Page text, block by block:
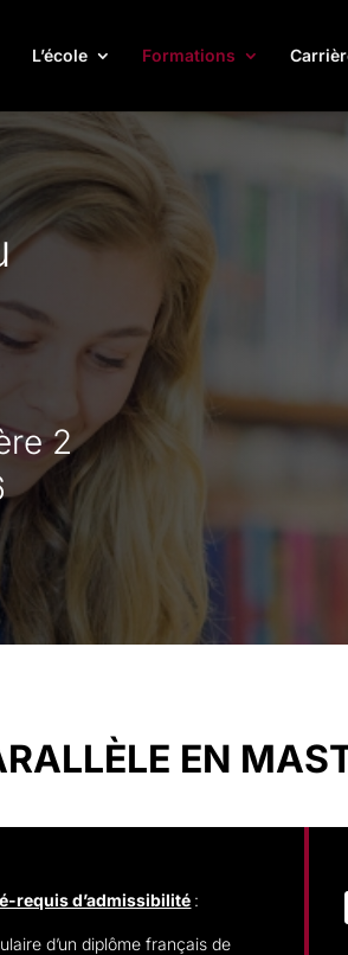
L’école Formations
2
EN
requis d’admissibilité :
d’un diplôme français de